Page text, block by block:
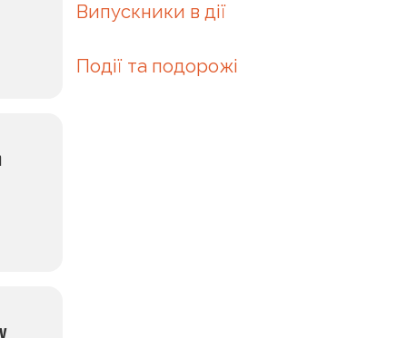
Випускники в дії
Події та подорожі